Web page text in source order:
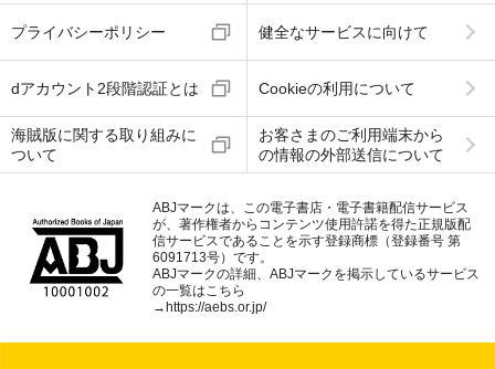
プライバシーポリシー 健全なサービスに向けて
dアカウント2段階認証とは Cookieの利用について
海賊版に関する取り組みに
ついて
お客さまのご利用端末から
の情報の外部送信について
ABJマークは、この電子書店・電子書籍配信サービス
が、著作権者からコンテンツ使用許諾を得た正規版配
信サービスであることを示す登録商標（登録番号 第
6091713号）です。
ABJマークの詳細、ABJマークを掲示しているサービス
の一覧はこちら
→ https://aebs.or.jp/